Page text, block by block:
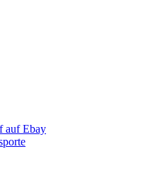
auf Ebay